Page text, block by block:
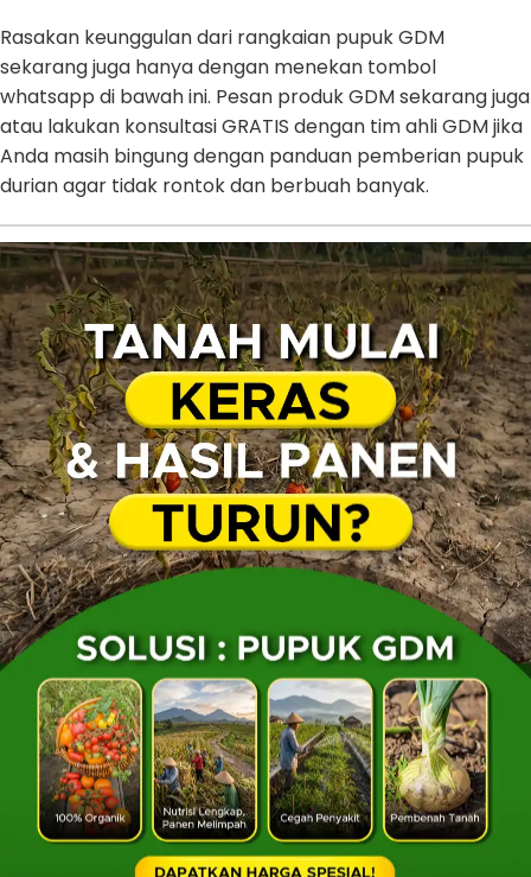
Rasakan keunggulan dari rangkaian pupuk GDM
sekarang juga hanya dengan menekan tombol
whatsapp di bawah ini. Pesan produk GDM sekarang juga
atau lakukan konsultasi GRATIS dengan tim ahli GDM jika
Anda masih bingung dengan panduan pemberian pupuk
durian agar tidak rontok dan berbuah banyak.